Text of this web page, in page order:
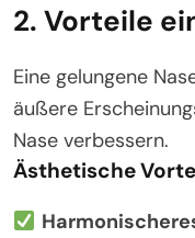
2. Vorteile
Eine gelungene
äußere
Nase verbessern.
Ästhetische